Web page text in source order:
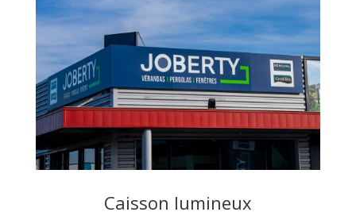
Caisson lumineux